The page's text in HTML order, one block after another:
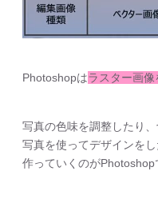
Photoshopはラスター画像
写真の色味を調整したり
写真を使ってデザインを
作っていくのがPhotoshop